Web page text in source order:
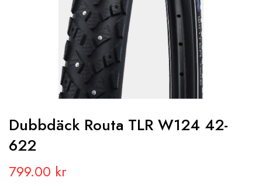
Dubbdäck Routa TLR W124 42-
622
799.00 kr